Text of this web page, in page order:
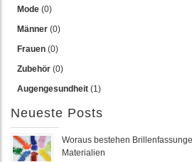
Mode (0)
Männer (0)
Frauen (0)
Zubehör (0)
Augengesundheit (1)
Neueste Posts
Woraus bestehen
Materialien